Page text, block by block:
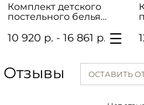
Комплект детского
постельного белья
10 920 р. - 16 861 р.
Отзывы ОСТАВИТЬ